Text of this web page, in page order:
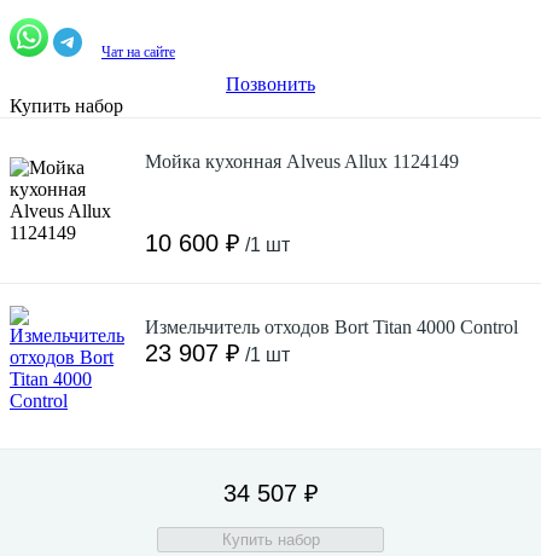
Чат на сайте
Позвонить
Купить набор
Мойка кухонная Alveus Allux 1124149
10 600 ₽ /1 шт
Измельчитель отходов Bort Titan 4000 Control
23 907 ₽ /1 шт
34 507 ₽
Купить набор